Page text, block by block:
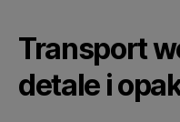
Transport
detale i